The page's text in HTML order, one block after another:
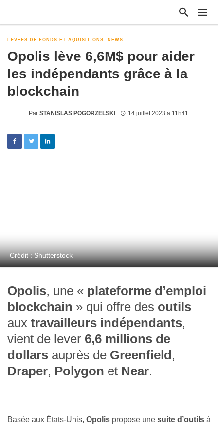
LEVÉES DE FONDS ET AQUISITIONS NEWS
Opolis lève 6,6M$ pour aider
les indépendants grâce à la
blockchain
Par STANISLAS POGORZELSKI 14 juillet 2023 à 11h41
Crédit : Shutterstock
Opolis, une « plateforme d’emploi
blockchain » qui offre des outils
aux travailleurs indépendants,
vient de lever 6,6 millions de
dollars auprès de Greenfield ,
Draper, Polygon et Near.
Basée aux États-Unis, Opolis propose une suite d’outils à